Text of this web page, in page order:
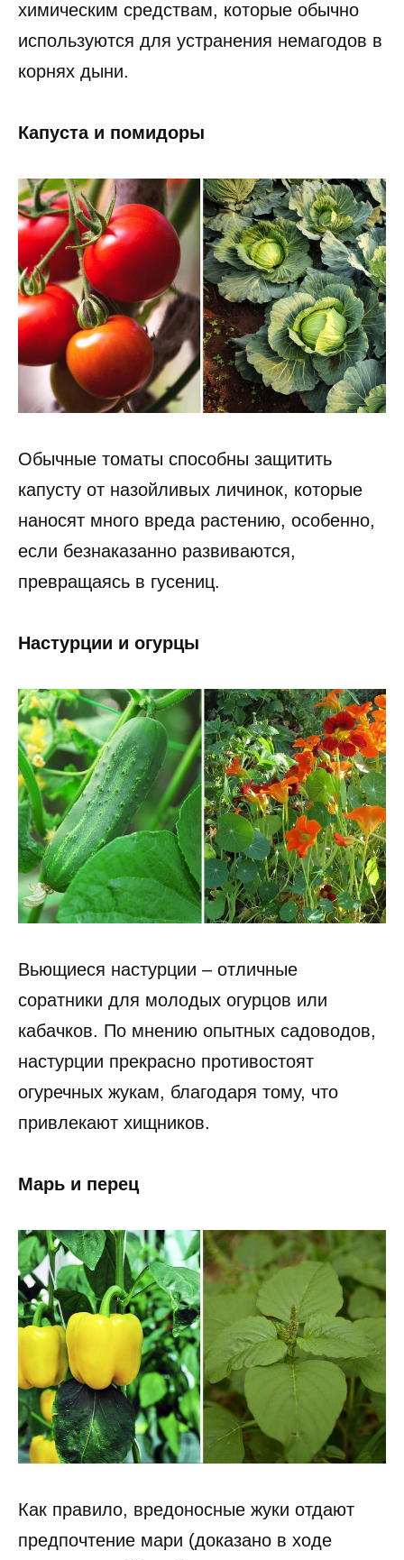
химическим средствам, которые обычно
используются для устранения немагодов в
корнях дыни.
Капуста и помидоры
Обычные томаты способны защитить
капусту от назойливых личинок, которые
наносят много вреда растению, особенно,
если безнаказанно развиваются,
превращаясь в гусениц.
Настурции и огурцы
Вьющиеся настурции – отличные
соратники для молодых огурцов или
кабачков. По мнению опытных садоводов,
настурции прекрасно противостоят
огуречных жукам, благодаря тому, что
привлекают хищников.
Марь и перец
Как правило, вредоносные жуки отдают
предпочтение мари (доказано в ходе